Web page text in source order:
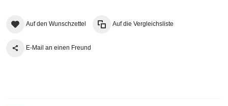
Auf den Wunschzettel Auf die Vergleichsliste
E-Mail an einen Freund